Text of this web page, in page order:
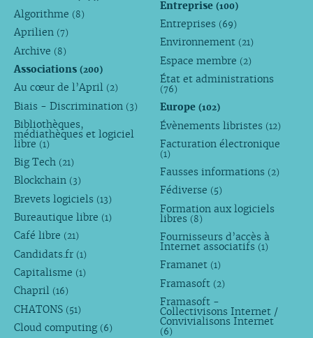
Algorithme (8)
Aprilien (7)
Archive (8)
Associations (200)
Au cœur de l’April (2)
Biais - Discrimination (3)
Bibliothèques,
médiathèques et logiciel
libre (1)
Big Tech (21)
Blockchain (3)
Brevets logiciels (13)
Bureautique libre (1)
Café libre (21)
Candidats.fr (1)
Capitalisme (1)
Chapril (16)
CHATONS (51)
Cloud computing (6)
Entreprise(100)
Entreprises (69)
Environnement (21)
Espace membre (2)
État et administrations
(76)
Europe(102)
Évènements libristes (12)
Facturation électronique
(1)
Fausses informations (2)
Fédiverse (5)
Formation aux logiciels
libres (8)
Fournisseurs d’accès à
Internet associatifs (1)
Framanet (1)
Framasoft (2)
Framasoft -
Collectivisons Internet /
Convivialisons Internet
(6)